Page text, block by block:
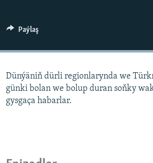
Paýlaş
Dünýäniň dürli regionlarynda we
günki bolan we bolup duran soňky
gysgaça habarlar.